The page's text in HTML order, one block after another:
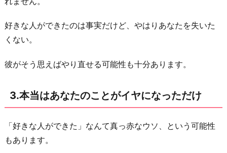
あ
な
を
め
せ
た
好きな人ができたのは事実だけど、やはりあなたを失いた
くない。
彼がそう思えばやり直せる可能性も十分あります。
3.本当はあなたのことがイヤになっただけ
「好きな人ができた」なんて真っ赤なウソ、という可能性
もあります。